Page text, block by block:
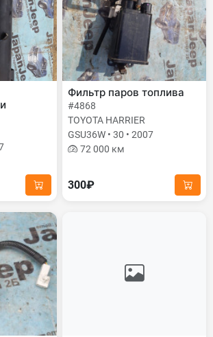
Фильтр паров топлива
#4868
TOYOTA HARRIER
GSU36W • 30 • 2007
72 000 км
300₽